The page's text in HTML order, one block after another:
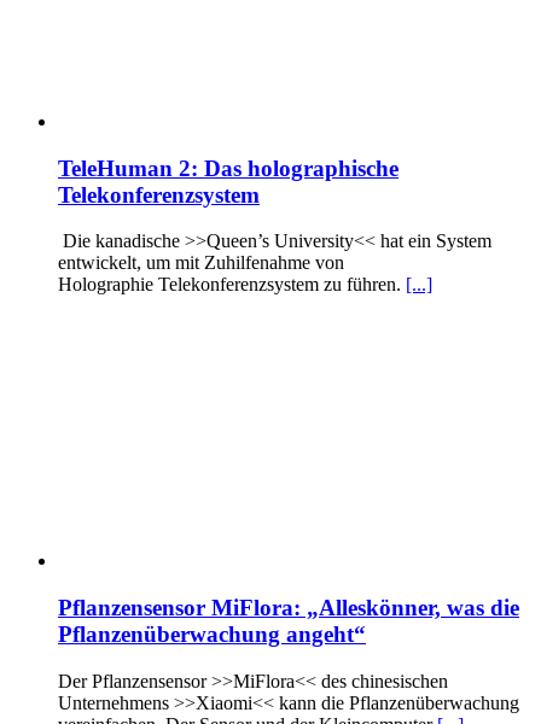
TeleHuman 2: Das holographische
Telekonferenzsystem
Die kanadische >>Queen’s University<< hat ein System
entwickelt, um mit Zuhilfenahme von
Holographie Telekonferenzsystem zu führen. [...]
Pflanzensensor MiFlora: „Alleskönner, was die
Pflanzenüberwachung angeht“
Der Pflanzensensor >>MiFlora<< des chinesischen
Unternehmens >>Xiaomi<< kann die Pflanzenüberwachung